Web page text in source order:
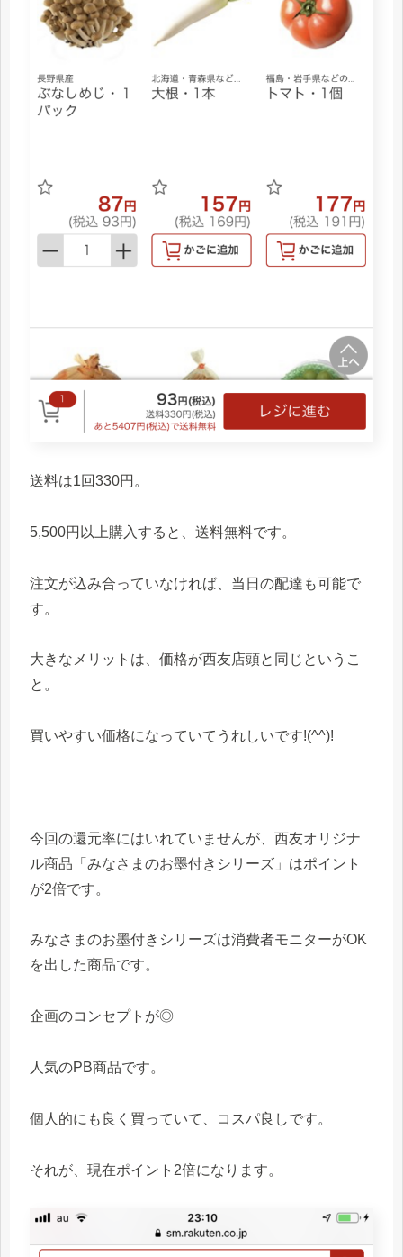
送料は1回330円。
5,500円以上購入すると、送料無料です。
注文が込み合っていなければ、当日の配達も可能で
す。
大きなメリットは、価格が西友店頭と同じというこ
と。
買いやすい価格になっていてうれしいです!(^^)!
今回の還元率にはいれていませんが、西友オリジナ
ル商品「みなさまのお墨付きシリーズ」はポイント
が2倍です。
みなさまのお墨付きシリーズは消費者モニターがOK
を出した商品です。
企画のコンセプトが◎
人気のPB商品です。
個人的にも良く買っていて、コスパ良しです。
それが、現在ポイント2倍になります。